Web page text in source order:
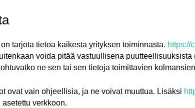
tarjota tietoa kaikesta yrityksen toiminnasta. https://
voida pitää vastuullisena
ne sen tai sen tietoja toimittavien
ovat vain ohjeellisia, ja ne voivat muuttua. Lisäksi
verkkoon.